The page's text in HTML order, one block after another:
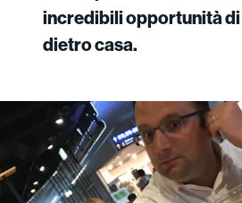
incredibili opportunità
dietro casa.